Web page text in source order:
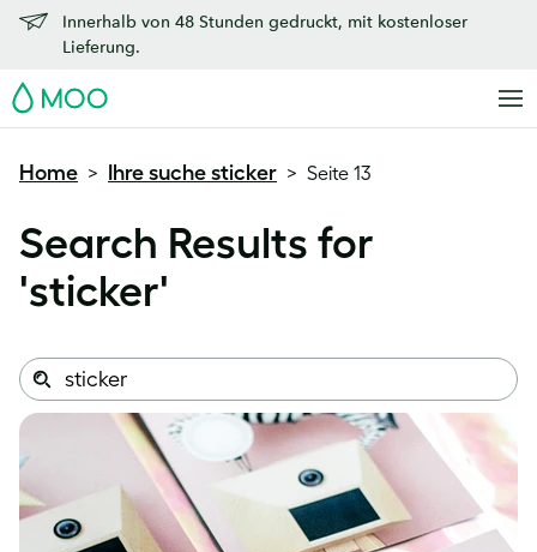
Innerhalb von 48 Stunden gedruckt, mit kostenloser
Lieferung.
MOO
Home > Ihre suche sticker > Seite 13
Search Results for
'sticker'
Search
this
Search